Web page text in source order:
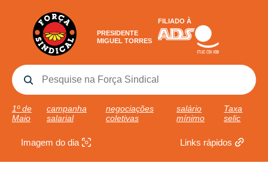
PRESIDENTE
MIGUEL TORRES
FILIADO À
1º de
Maio
campanha
salarial
negociações
coletivas
salário
mínimo
Taxa
selic
Imagem do dia Links rápidos